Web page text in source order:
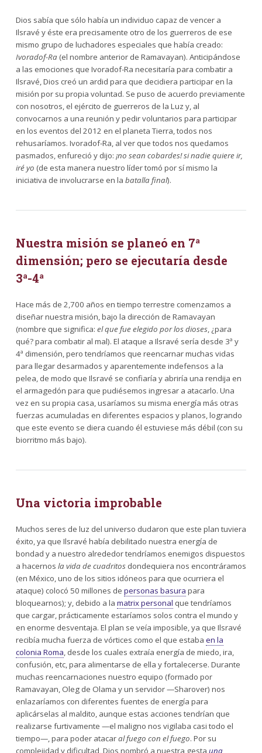
Dios sabía que sólo había un individuo capaz de vencer a
Ilsravé y éste era precisamente otro de los guerreros de ese
mismo grupo de luchadores especiales que había creado:
Ivoradof-Ra(el nombre anterior de Ramavayan). Anticipándose
a las emociones que Ivoradof-Ra necesitaría para combatir a
Ilsravé, Dios creó un ardid para que decidiera participar en la
misión por su propia voluntad. Se puso de acuerdo previamente
con nosotros, el ejército de guerreros de la Luz y, al
convocarnos a una reunión y pedir voluntarios para participar
en los eventos del 2012 en el planeta Tierra, todos nos
rehusaríamos. Ivoradof-Ra, al ver que todos nos quedamos
pasmados, enfureció y dijo: ¡no sean cobardes! si nadie quiere ir,
iré yo (de esta manera nuestro líder tomó por sí mismo la
iniciativa de involucrarse en la batalla final).
Nuestra misión se planeó en 7ª
dimensión; pero se ejecutaría desde
3ª-4ª
Hace más de 2,700 años en tiempo terrestre comenzamos a
diseñar nuestra misión, bajo la dirección de Ramavayan
(nombre que significa: el que fue elegido por los dioses, ¿para
qué? para combatir al mal). El ataque a Ilsravé sería desde 3ª y
4ª dimensión, pero tendríamos que reencarnar muchas vidas
para llegar desarmados y aparentemente indefensos a la
pelea, de modo que Ilsravé se confiaría y abriría una rendija en
el armagedón para que pudiésemos ingresar a atacarlo. Una
vez en su propia casa, usaríamos su misma energía más otras
fuerzas acumuladas en diferentes espacios y planos, logrando
que este evento se diera cuando él estuviese más débil (con su
biorritmo más bajo).
Una victoria improbable
Muchos seres de luz del universo dudaron que este plan tuviera
éxito, ya que Ilsravé había debilitado nuestra energía de
bondad y a nuestro alrededor tendríamos enemigos dispuestos
a hacernos la vida de cuadritosdondequiera nos encontráramos
(en México, uno de los sitios idóneos para que ocurriera el
ataque) colocó 50 millones de personas basura para
bloquearnos); y, debido a la matrix personal que tendríamos
que cargar, prácticamente estaríamos solos contra el mundo y
en enorme desventaja. El plan se veía imposible, ya que Ilsravé
recibía mucha fuerza de vórtices como el que estaba en la
colonia Roma, desde los cuales extraía energía de miedo, ira,
confusión, etc, para alimentarse de ella y fortalecerse. Durante
muchas reencarnaciones nuestro equipo (formado por
Ramavayan, Oleg de Olama y un servidor —Sharover) nos
enlazaríamos con diferentes fuentes de energía para
aplicárselas al maldito, aunque estas acciones tendrían que
realizarse furtivamente —el maligno nos vigilaba casi todo el
tiempo—, para poder atacaral fuego con el fuego. Por su
complejidad y dificultad, Dios nombró a nuestra gesta una